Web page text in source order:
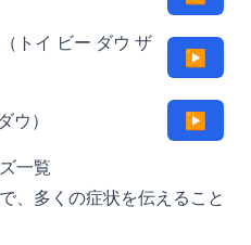
トイ ビー ダウ ザ
▶
ウ）
▶
一覧
、多くの症状を伝えること